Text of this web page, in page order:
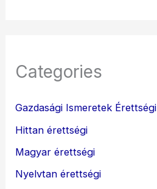
Categories
Gazdasági Ismeretek Érettségi
Hittan érettségi
Magyar érettségi
Nyelvtan érettségi